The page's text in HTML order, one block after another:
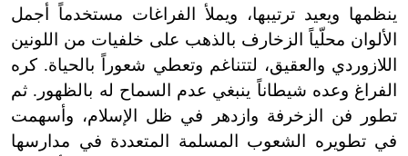
ينظمها ويعيد ترتيبها، ويملأ الفراغات مستخدماً أجمل
الألوان محلّياً الزخارف بالذهب على خلفيات من اللونين
اللازوردي والعقيق، لتتناغم وتعطي شعوراً بالحياة. كره
الفراغ وعده شيطاناً ينبغي عدم السماح له بالظهور. ثم
تطور فن الزخرفة وازدهر في ظل الإسلام، وأسهمت
في تطويره الشعوب المسلمة المتعددة في مدارسها